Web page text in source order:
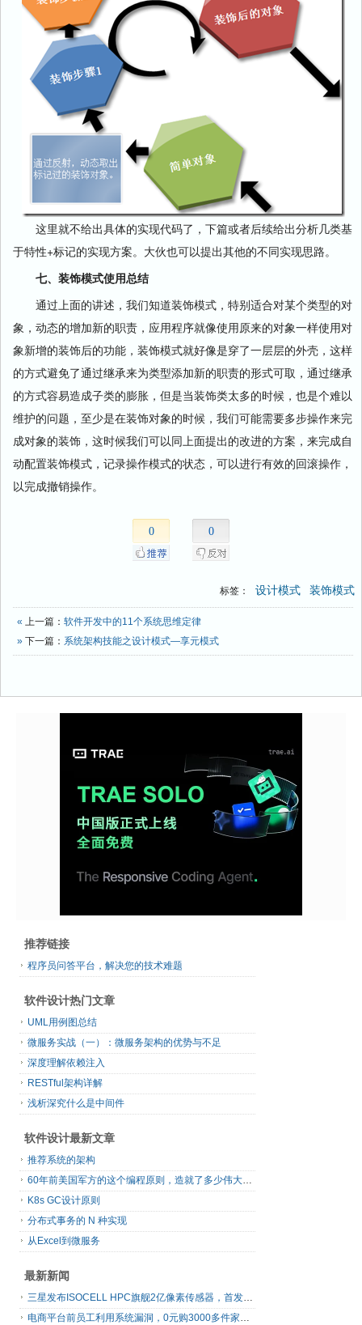
这里就不给出具体的实现代码了，下篇或者后续给出分析几类基
于特性+标记的实现方案。大伙也可以提出其他的不同实现思路。
七、装饰模式使用总结
通过上面的讲述，我们知道装饰模式，特别适合对某个类型的对
象，动态的增加新的职责，应用程序就像使用原来的对象一样使用对
象新增的装饰后的功能，装饰模式就好像是穿了一层层的外壳，这样
的方式避免了通过继承来为类型添加新的职责的形式可取，通过继承
的方式容易造成子类的膨胀，但是当装饰类太多的时候，也是个难以
维护的问题，至少是在装饰对象的时候，我们可能需要多步操作来完
成对象的装饰，这时候我们可以同上面提出的改进的方案，来完成自
动配置装饰模式，记录操作模式的状态，可以进行有效的回滚操作，
以完成撤销操作。
0 0
标签： 设计模式 装饰模式
« 上一篇： 软件开发中的11个系统思维定律
» 下一篇： 系统架构技能之设计模式—享元模式
推荐链接
程序员问答平台，解决您的技术难题
软件设计热门文章
UML用例图总结
微服务实战（一）：微服务架构的优势与不足
深度理解依赖注入
RESTful架构详解
浅析深究什么是中间件
软件设计最新文章
推荐系统的架构
60年前美国军方的这个编程原则，造就了多少伟大的框架
K8s GC设计原则
分布式事务的 N 种实现
从Excel到微服务
最新新闻
三星发布ISOCELL HPC旗舰2亿像素传感器，首发16-bit RAW输出
电商平台前员工利用系统漏洞，0元购3000多件家电！